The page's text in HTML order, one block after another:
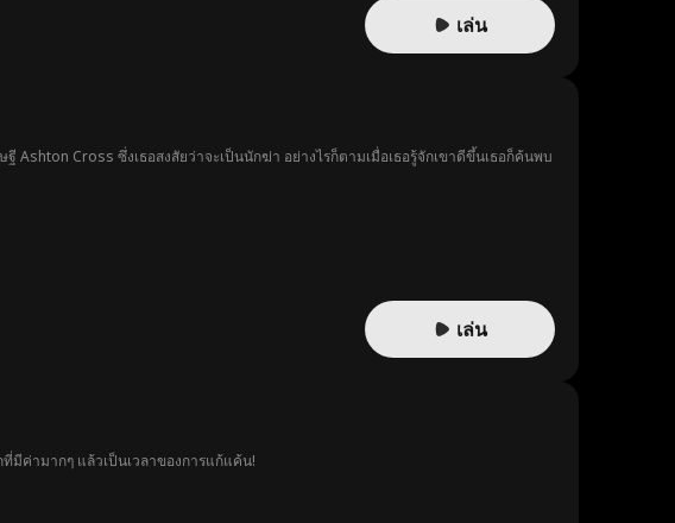
เล่น
Ashton Cross ซึ่งเธอสงสัยว่าจะเป็นนักฆ่า อย่างไรก็ตามเมื่อเธอรู้จักเขาดีขึ้นเธอก็ค้นพบ
เล่น
มีค่ามากๆ แล้วเป็นเวลาของการแก้แค้น!